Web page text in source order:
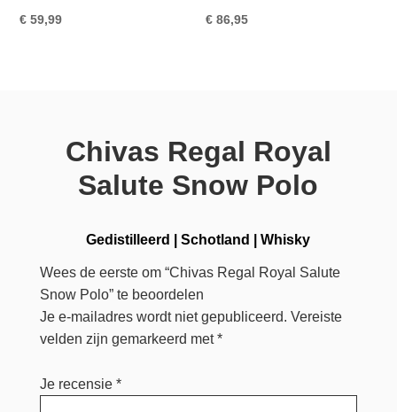
€ 59,99 € 86,95
Chivas Regal Royal
Salute Snow Polo
Gedistilleerd |Schotland |Whisky
Wees de eerste om “Chivas Regal Royal Salute
Snow Polo” te beoordelen
Je e-mailadres wordt niet gepubliceerd. Vereiste
velden zijn gemarkeerd met*
Je recensie *